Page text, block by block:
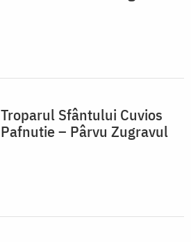
Troparul Sfântului Cuvios
Pafnutie – Pârvu Zugravul